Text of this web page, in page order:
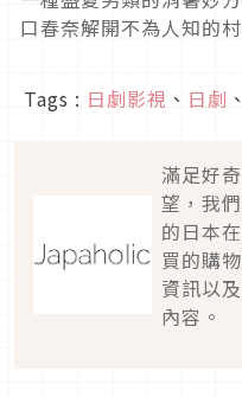
口春奈解開不為人知的
Tags : 日劇影視 、 日劇 、
滿足好
望，我
的日本
買的購
資訊以
內容。